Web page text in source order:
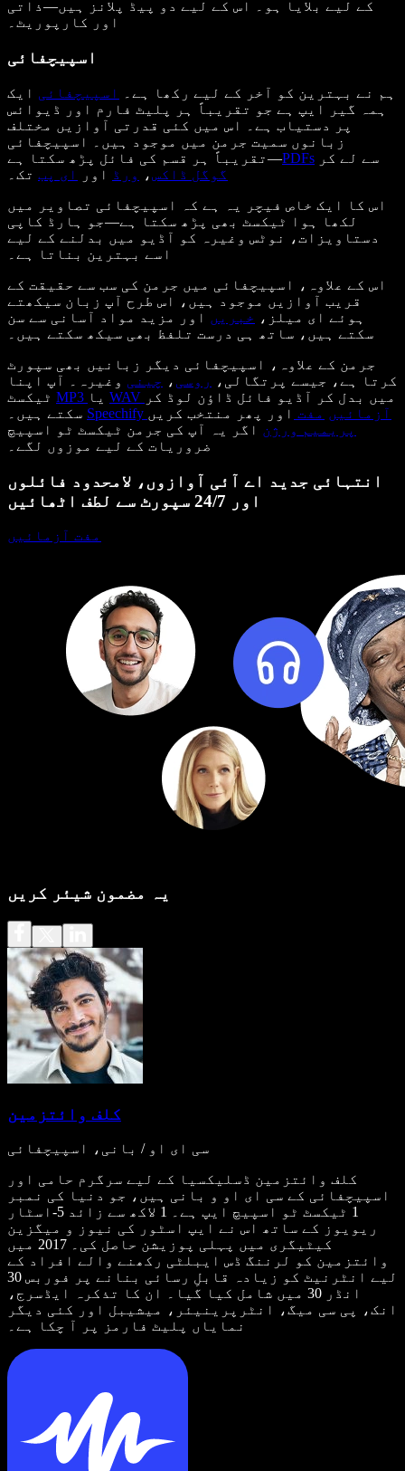
کے لیے بلایا ہو۔ اس کے لیے دو پیڈ پلانز ہیں—ذاتی
اور کارپوریٹ۔
اسپیچفائی
ہم نے بہترین کو آخر کے لیے رکھا ہے۔ اسپیچفائی ایک
ہمہ گیر ایپ ہے جو تقریباً ہر پلیٹ فارم اور ڈیوائس
پر دستیاب ہے۔ اس میں کئی قدرتی آوازیں مختلف
زبانوں سمیت جرمن میں موجود ہیں۔ اسپیچفائی
تقریباً ہر قسم کی فائل پڑھ سکتا ہے—PDFs سے لے کر
گوگل ڈاکس، ورڈ اور ای پب تک۔
اس کا ایک خاص فیچر یہ ہے کہ اسپیچفائی تصاویر میں
لکھا ہوا ٹیکسٹ بھی پڑھ سکتا ہے—جو ہارڈ کاپی
دستاویزات، نوٹس وغیرہ کو آڈیو میں بدلنے کے لیے
اسے بہترین بناتا ہے۔
اس کے علاوہ، اسپیچفائی میں جرمن کی سب سے حقیقت کے
قریب آوازیں موجود ہیں، اس طرح آپ زبان سیکھتے
ہوئے ای میلز، خبریں اور مزید مواد آسانی سے سن
سکتے ہیں، ساتھ ہی درست تلفظ بھی سیکھ سکتے ہیں۔
جرمن کے علاوہ، اسپیچفائی دیگر زبانیں بھی سپورٹ
کرتا ہے، جیسے پرتگالی،
روسی ، چینی وغیرہ۔ آپ اپنا
MP3 WAV میں بدل کر آڈیو فائل ڈاؤن لوڈ کر
Speechify آزمائیں مفت اور پھر منتخب کریں
پریمیم ورژن اگر یہ آپ کی جرمن ٹیکسٹ ٹو اسپیچ
ضروریات کے لیے موزوں لگے۔
انتہائی جدید اے آئی آوازوں، لامحدود فائلوں
اور 24/7 سپورٹ سے لطف اٹھائیں
مفت آزمائیں
یہ مضمون شیئر کریں
کلف وائتزمین
سی ای او / بانی، اسپیچفائی
کلف وائتزمین ڈسلیکسیا کے لیے سرگرم حامی اور
اسپیچفائی کے سی ای او و بانی ہیں، جو دنیا کی نمبر
1 ٹیکسٹ ٹو اسپیچ ایپ ہے۔ 1 لاکھ سے زائد 5-اسٹار
ریویوز کے ساتھ اس نے ایپ اسٹور کی نیوز و میگزین
کیٹیگری میں پہلی پوزیشن حاصل کی۔ 2017 میں
وائتزمین کو لرننگ ڈس ایبلٹی رکھنے والے افراد کے
لیے انٹرنیٹ کو زیادہ قابلِ رسائی بنانے پر فوربس 30
انڈر 30 میں شامل کیا گیا۔ ان کا تذکرہ ایڈسرج،
انک، پی سی میگ، انٹرپرینیئر، میشیبل اور کئی دیگر
نمایاں پلیٹ فارمز پر آ چکا ہے۔